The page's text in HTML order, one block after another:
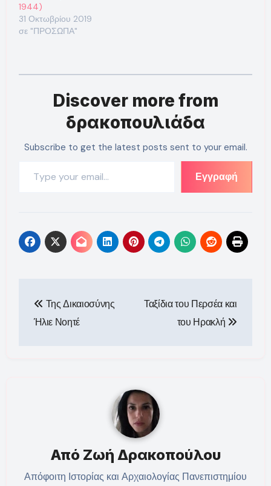
1944)
31 Οκτωβρίου 2019
σε "ΠΡΟΣΩΠΑ"
Discover more from
δρακοπουλιάδα
Subscribe to get the latest posts sent to your email.
Εγγραφή
άρθρων
Της Δικαιοσύνης
Ήλιε Νοητέ
Ταξίδια του Περσέα και
του Ηρακλή
Από Ζωή Δρακοπούλου
Απόφοιτη Ιστορίας και Αρχαιολογίας Πανεπιστημίου